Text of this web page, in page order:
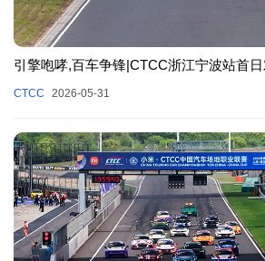
引擎咆哮,百车争锋|CTCC浙江宁波站首
CTCC 2026-05-31